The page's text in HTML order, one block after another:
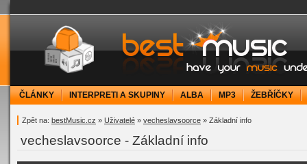
bestMusic.cz - Have your music under
ČLÁNKY INTERPRETI A SKUPINY ALBA MP3 ŽEBŘÍČKY
Zpět na: bestMusic.cz » Uživatelé » vecheslavsoorce » Základní info
vecheslavsoorce - Základní info